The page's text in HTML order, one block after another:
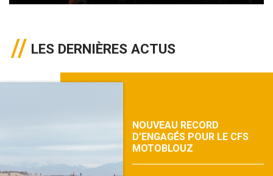
LES DERNIÈRES ACTUS
NOUVEAU RECORD
D’ENGAGÉS POUR LE CFS
MOTOBLOUZ